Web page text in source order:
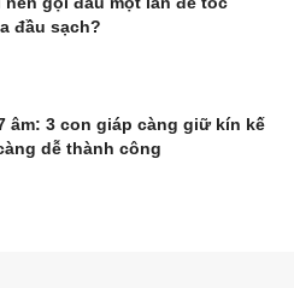
đầu sạch?
âm: 3 con giáp càng giữ kín kế
dễ thành công